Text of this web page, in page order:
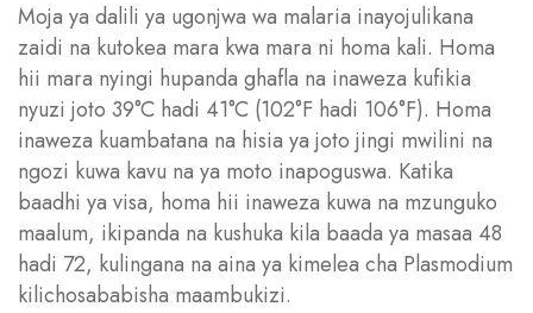
Moja ya dalili ya ugonjwa wa malaria inayojulikana
zaidi na kutokea mara kwa mara ni homa kali. Homa
hii mara nyingi hupanda ghafla na inaweza kufikia
nyuzi joto 39°C hadi 41°C (102°F hadi 106°F). Homa
inaweza kuambatana na hisia ya joto jingi mwilini na
ngozi kuwa kavu na ya moto inapoguswa. Katika
baadhi ya visa, homa hii inaweza kuwa na mzunguko
maalum, ikipanda na kushuka kila baada ya masaa 48
hadi 72, kulingana na aina ya kimelea cha Plasmodium
kilichosababisha maambukizi.